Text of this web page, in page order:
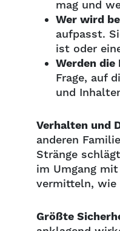
mag und
Wer wird
aufpasst.
ist oder
Werden die
Frage, auf
und
Verhalten und
anderen
Stränge
im Umgang
vermitteln, wie
Größte